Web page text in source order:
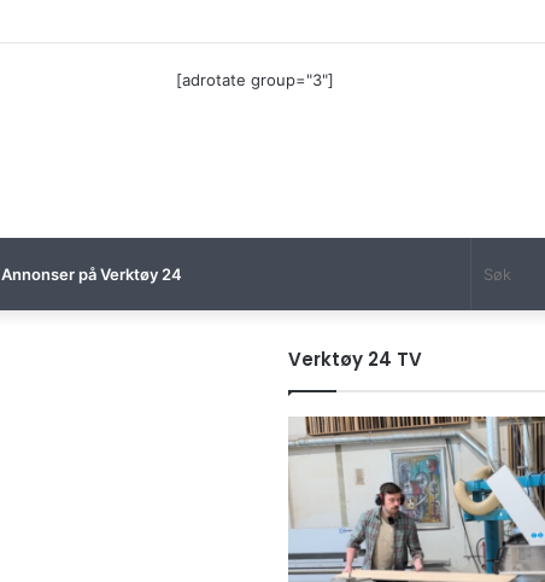
[adrotate group="3"]
Annonser på Verktøy 24
Verktøy 24 TV